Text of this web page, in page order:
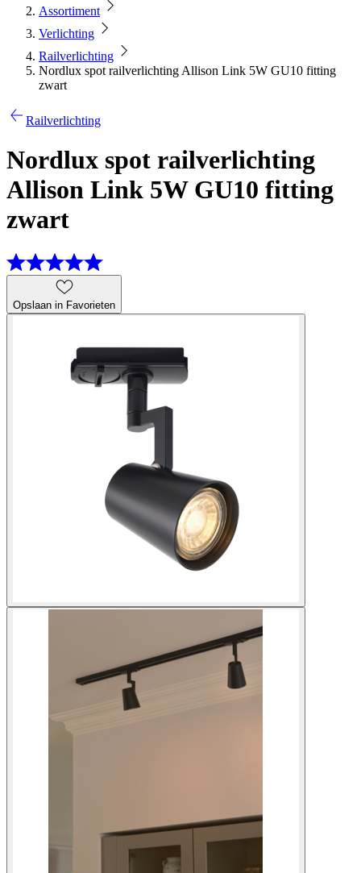
Assortiment
Verlichting
Railverlichting
Nordlux spot railverlichting Allison Link 5W GU10 fitting
zwart
Railverlichting
Nordlux spot railverlichting
Allison Link 5W GU10 fitting
zwart
Opslaan in Favorieten